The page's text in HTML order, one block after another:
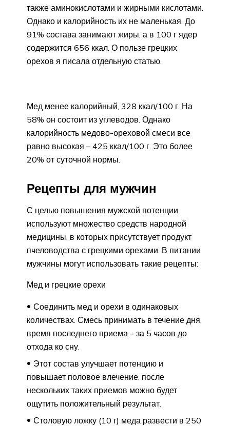
также аминокислотами и жирными кислотами.
Однако и калорийность их не маленькая. До
91% состава занимают жиры, а в 100 г ядер
содержится 656 ккал. О пользе грецких
орехов я писала отдельную статью.
Мед менее калорийный, 328 ккал/100 г. На
58% он состоит из углеводов. Однако
калорийность медово-ореховой смеси все
равно высокая – 425 ккал/100 г. Это более
20% от суточной нормы.
Рецепты для мужчин
С целью повышения мужской потенции
используют множество средств народной
медицины, в которых присутствует продукт
пчеловодства с грецкими орехами. В питании
мужчины могут использовать такие рецепты:
Мед и грецкие орехи
Соединить мед и орехи в одинаковых
количествах. Смесь принимать в течение дня,
время последнего приема – за 5 часов до
отхода ко сну.
Этот состав улучшает потенцию и
повышает половое влечение: после
нескольких таких приемов можно будет
ощутить положительный результат.
Столовую ложку (10 г) меда развести в 250